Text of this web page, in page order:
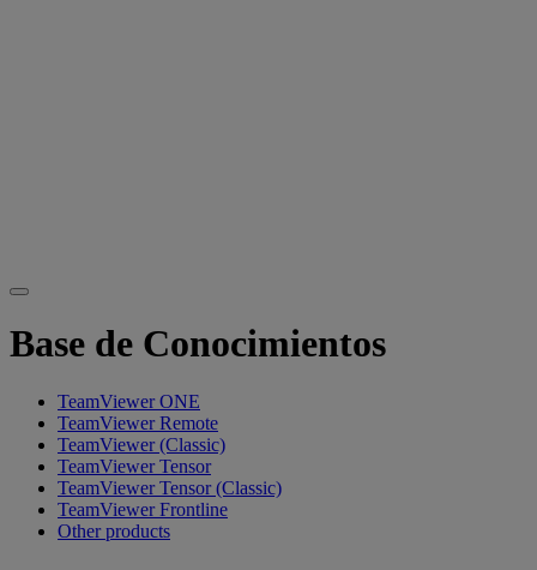
Base de Conocimientos
TeamViewer ONE
TeamViewer Remote
TeamViewer (Classic)
TeamViewer Tensor
TeamViewer Tensor (Classic)
TeamViewer Frontline
Other products